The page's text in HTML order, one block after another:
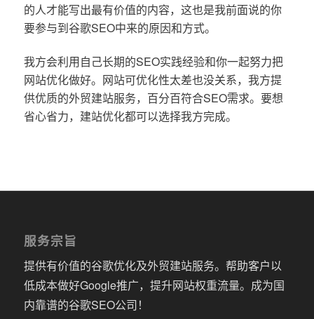
的人才能写出最有价值的内容，这也是我前面说的你
要参与到谷歌SEO中来的原因和方式。
我方会利用自己长期的SEO实践经验和你一起努力把
网站优化做好。网站可优化性太差也没关系，我方提
供优质的外贸建站服务，百分百符合SEO需求。要想
省心省力，建站优化都可以选择我方完成。
服务宗旨
提供有价值的谷歌优化及外贸建站服务。帮助客户以
低成本做好Google推广，提升网站权重流量。成为国
内靠谱的谷歌SEO公司！